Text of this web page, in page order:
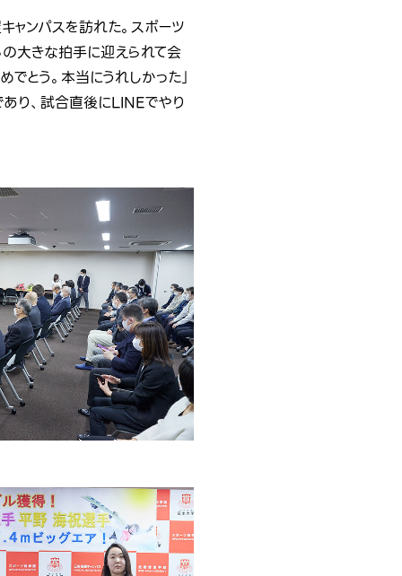
ンパスを訪れた。スポーツ
大きな拍手に迎えられて会
とう。本当にうれしかった」
り、試合直後にLINEでやり